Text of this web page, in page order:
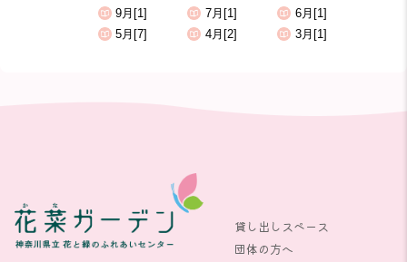
9月[1]
7月[1]
6月[1]
5月[7]
4月[2] 3月[1]
貸し出しスペース
団体の方へ